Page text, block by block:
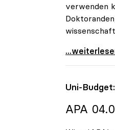
verwenden
uniko will
Uni-
APA